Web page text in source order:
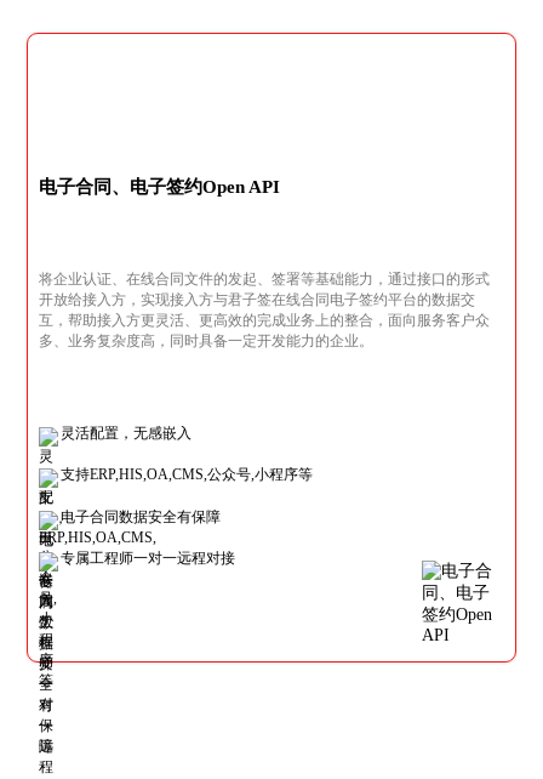
电子合同、电子签约Open API
将企业认证、在线合同文件的发起、签署等基础能力，通过接口的形式
开放给接入方，实现接入方与君子签在线合同电子签约平台的数据交
互，帮助接入方更灵活、更高效的完成业务上的整合，面向服务客户众
多、业务复杂度高，同时具备一定开发能力的企业。
灵活配置，无感嵌入
支持ERP,HIS,OA,CMS,公众号,小程序等
电子合同数据安全有保障
专属工程师一对一远程对接